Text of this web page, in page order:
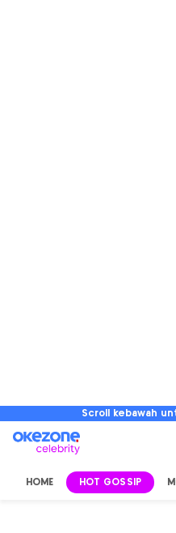
Scroll kebawah
HOME HOT GOSSIP